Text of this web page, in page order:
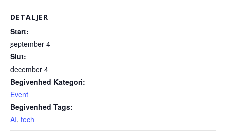
DETALJER
Start:
september 4
Slut:
december 4
Begivenhed Kategori:
Event
Begivenhed Tags:
AI, tech